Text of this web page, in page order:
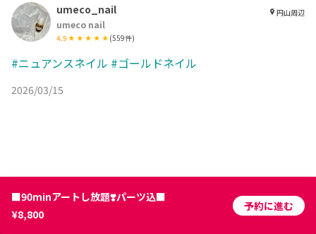
umeco_nail
umeco nail
4.9 (559件)
円山周辺
#ニュアンスネイル #ゴールドネイル
2026/03/15
■90minアートし放題❣️パーツ込■
¥8,800
予約に進む